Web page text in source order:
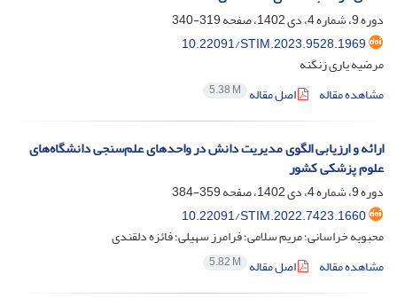
دوره 9، شماره 4، دی 1402، صفحه
319-340
10.22091/STIM.2023.9528.1969
مرضیه یاری زنگنه
مشاهده مقاله
اصل مقاله 5.38 M
ارائه و ارزیابی الگوی مدیریت دانش در واحدهای علم‌سنجی دانشگاه‌های
علوم پزشکی کشور
دوره 9، شماره 4، دی 1402، صفحه
359-384
10.22091/STIM.2022.7423.1660
محبوبه خراسانی؛ مریم سلامی؛ فرامرز سهیلی؛ فائزه دلقندی
مشاهده مقاله
اصل مقاله 5.82 M